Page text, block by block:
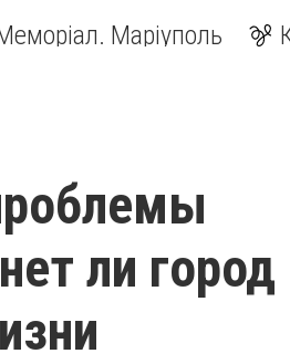
Маріуполь
ли город